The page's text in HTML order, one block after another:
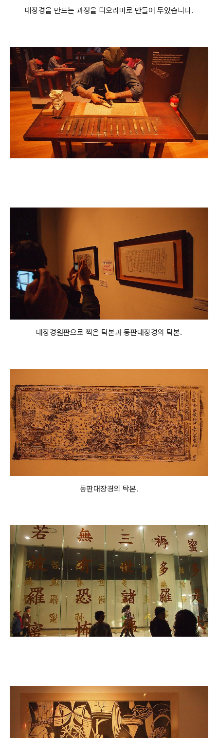
대장경을 만드는 과정을 디오라마로 만들어 두었습니다.
대장경원판으로 찍은 탁본과 동판대장경의 탁본.
동판대장경의 탁본.